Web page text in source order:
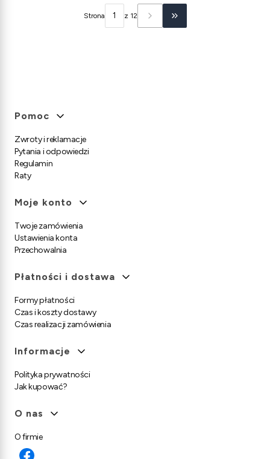
Strona z 12 Przejdź do ostatniej
Linki w stopce
Pomoc
Zwroty i reklamacje
Pytania i odpowiedzi
Regulamin
Raty
Moje konto
Twoje zamówienia
Ustawienia konta
Przechowalnia
Płatności i dostawa
Formy płatności
Czas i koszty dostawy
Czas realizacji zamówienia
Informacje
Polityka prywatności
Jak kupować?
O nas
O firmie